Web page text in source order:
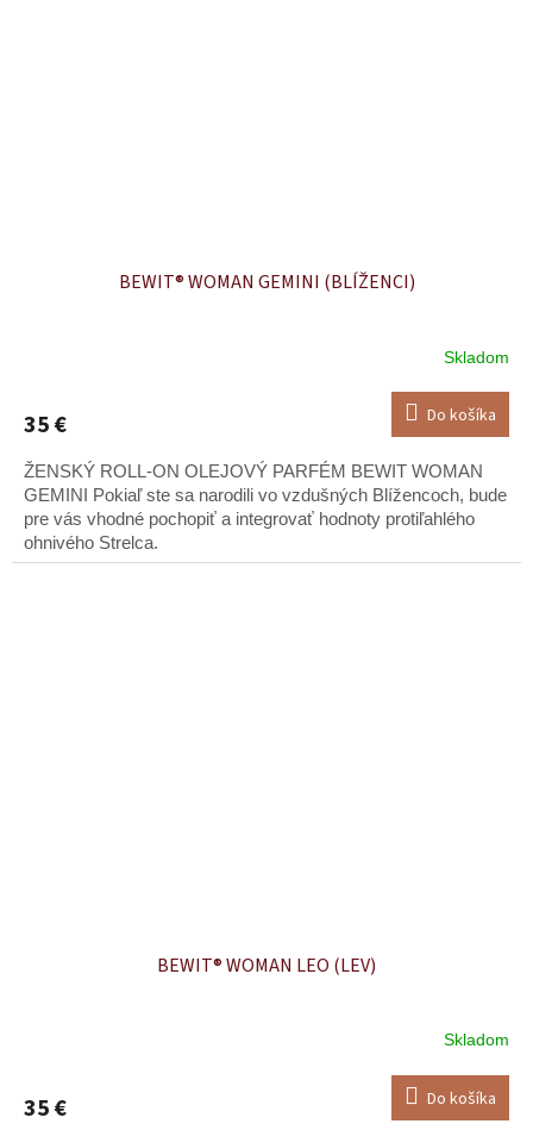
BEWIT® WOMAN GEMINI (BLÍŽENCI)
Skladom
35 € Do košíka
ŽENSKÝ ROLL-ON OLEJOVÝ PARFÉM BEWIT WOMAN
GEMINI Pokiaľ ste sa narodili vo vzdušných Blížencoch, bude
pre vás vhodné pochopiť a integrovať hodnoty protiľahlého
ohnivého Strelca.
BEWIT® WOMAN LEO (LEV)
Skladom
35 € Do košíka